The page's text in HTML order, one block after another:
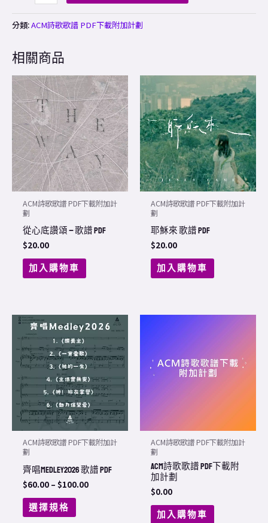
分類:ACM詩歌歌譜 PDF下載附加計劃
相關商品
ACM詩歌歌譜 PDF下載附加計
劃
從心底讚頌 – 歌譜 PDF
$20.00
加入購物車
ACM詩歌歌譜 PDF下載附加計
劃
耶穌來 歌譜 PDF
$20.00
加入購物車
ACM詩歌歌譜 PDF下載附加計
劃
齊唱Medley2026 歌譜 PDF
$60.00 – $100.00
range:
$60.00
through
$100.00
選擇規格
This
product
has
multiple
variants.
The
options
may
chosen
on
the
product
ACM詩歌歌譜 PDF下載附加計
劃
ACM詩歌歌譜 PDF下載附
加計劃
$0.00
加入購物車